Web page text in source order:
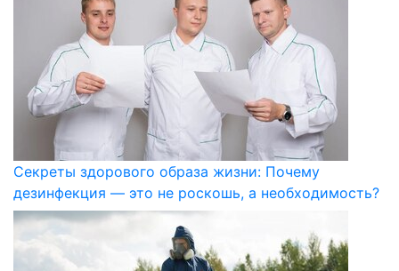
Секреты здорового образа жизни: Почему
дезинфекция — это не роскошь, а необходимость?